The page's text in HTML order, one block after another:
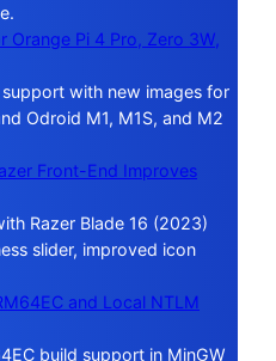
Pi 4 Pro, Zero 3W,
with new images for
Odroid M1, M1S, and M2
Front-End Improves
Razer Blade 16 (2023)
slider, improved icon
and Local NTLM
build support in MinGW